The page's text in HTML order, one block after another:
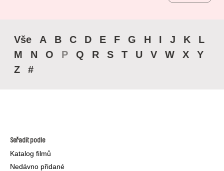
Vše A B C D E F G H I J K
L
M
N O P Q R S T U V W X
Y
Z
#
Seřadit podle
Katalog filmů
Nedávno přidané